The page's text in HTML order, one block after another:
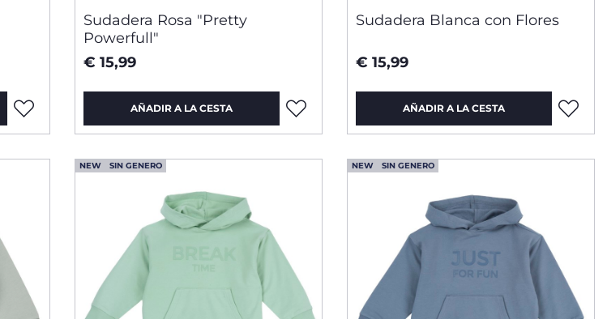
Sudadera Rosa "Pretty
Powerfull"
€ 15,99
AÑADIR A LA CESTA
Sudadera Blanca con Flores
€ 15,99
AÑADIR A LA CESTA
NEW SIN GENERO NEW SIN GENERO